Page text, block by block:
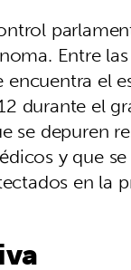
Entre
encuentra el
durante el
se depuren
y que
en la